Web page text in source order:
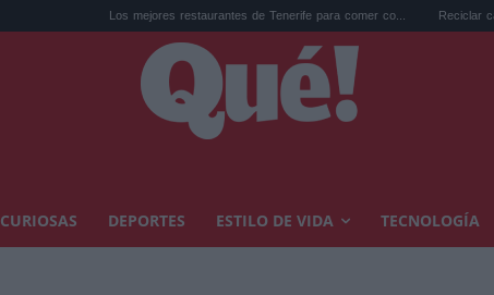
Los mejores restaurantes de Tenerife para comer co... Reciclar cápsulas de
CURIOSAS DEPORTES ESTILO DE VIDA TECNOLOGÍA